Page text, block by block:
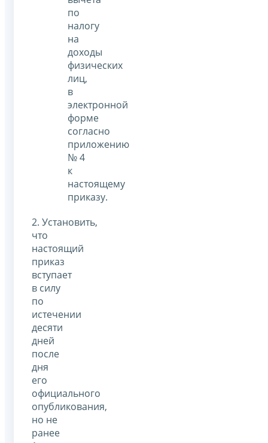
по
налогу
на
доходы
физических
лиц,
в
электронной
форме
согласно
приложению
№ 4
к
настоящему
приказу.
2. Установить,
что
настоящий
приказ
вступает
в силу
по
истечении
десяти
дней
после
дня
его
официального
опубликования,
но не
ранее